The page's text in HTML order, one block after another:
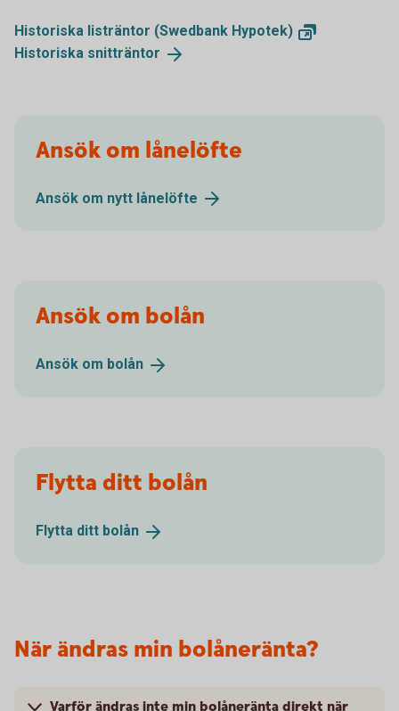
Historiska listräntor (Swedbank Hypotek)
Historiska snitträntor
Ansök om lånelöfte
Ansök om nytt lånelöfte
Ansök om bolån
Ansök om bolån
Flytta ditt bolån
Flytta ditt bolån
När ändras min bolåneränta?
Varför ändras inte min bolåneränta direkt när